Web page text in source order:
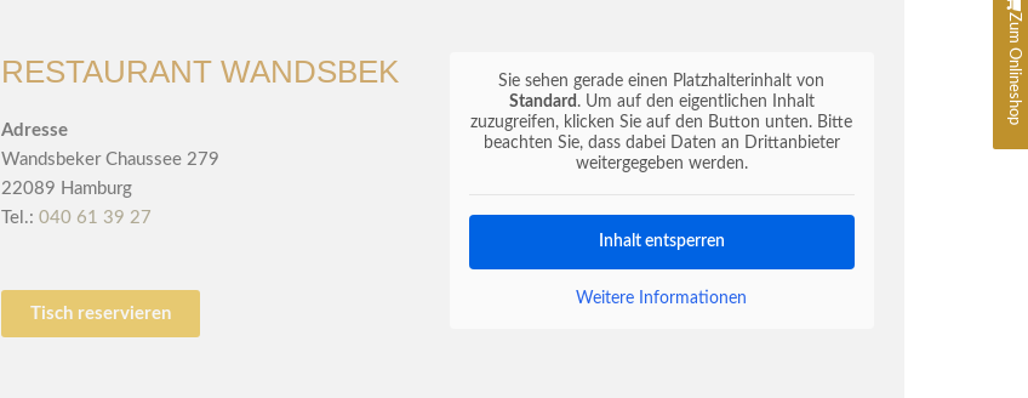
RESTAURANT WANDSBEK
Adresse
Wandsbeker Chaussee 279
22089 Hamburg
Tel.: 040 61 39 27
Tisch reservieren
Sie sehen gerade einen Platzhalterinhalt von
Standard . Um auf den eigentlichen Inhalt
zuzugreifen, klicken Sie auf den Button unten. Bitte
beachten Sie, dass dabei Daten an Drittanbieter
weitergegeben werden.
Inhalt entsperren
Weitere Informationen
Zum Onlineshop